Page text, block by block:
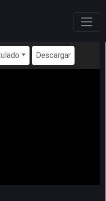
Descargar